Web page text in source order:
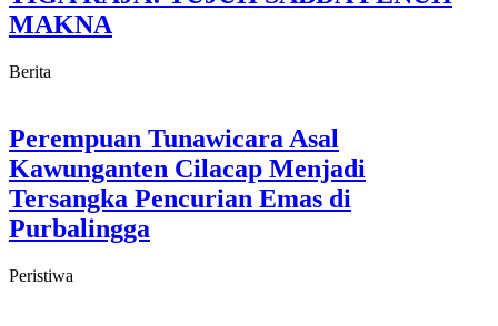
MAKNA
Berita
Perempuan Tunawicara Asal
Kawunganten Cilacap Menjadi
Tersangka Pencurian Emas di
Purbalingga
Peristiwa